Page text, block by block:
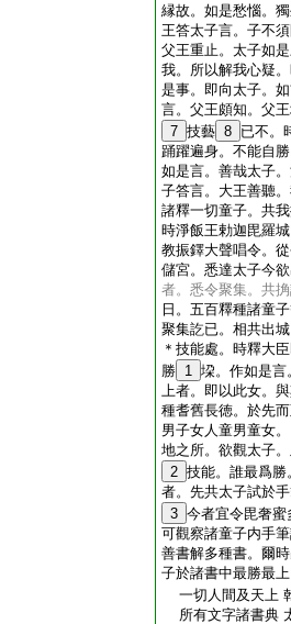
縁故。如是愁惱。
王答太子言。子不
父王重止。太子如
我。所以解我心疑
是事。即向太子。
言。父王頗知。父
7 技藝 8 已不。
踊躍遍身。不能自
如是言。善哉太子
子答言。大王善聽
諸釋一切童子。共
時淨飯王勅迦毘羅
教振鐸大聲唱令。
儲宮。悉達太子今
者。悉令聚集。共
日。五百釋種諸童
聚集訖已。相共出
＊技能處。時釋大
勝 1 垜。作如是言
上者。即以此女。
種耆舊長徳。於先
男子女人童男童女
地之所。欲觀太子
2 技能。誰最爲
者。先共太子試於
3 今者宜令毘奢
可觀察諸童子内手
善書解多種書。爾
子於諸書中最勝最
一切人間及天上
所有文字諸書典